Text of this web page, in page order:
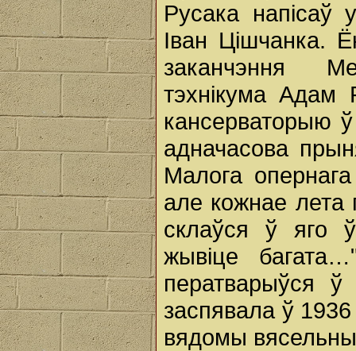
Русака
Іван Цішчанка.
заканчэння
тэхнікума Адам
кансерваторыю
адначасова
Малога
але кожнае лета
склаўся ў яго
жывіце
ператварыўся
заспявала ў
вядомы